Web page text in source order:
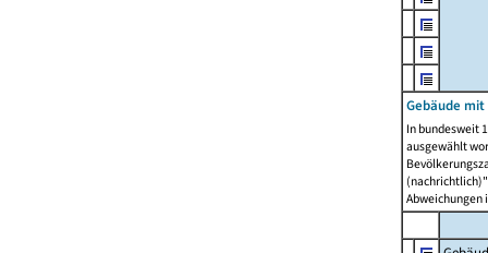
Gebäude mit
In bundesweit
ausgewählt
Abweichungen